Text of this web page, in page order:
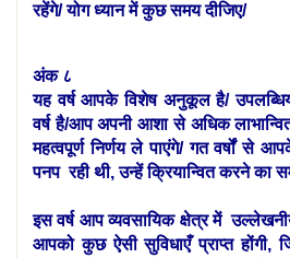
रहेंगे/ योग ध्यान में कुछ समय दीजिए/
अंक ८
यह वर्ष आपके विशेष अनुकूल है/
वर्ष है/आप अपनी आशा से अधिक
महत्वपूर्ण निर्णय ले पाएंगे/ गत वर्षों से
पनप रही थी, उन्हें क्रियान्वित करने का
इस वर्ष आप व्यवसायिक क्षेत्र में
आपको कुछ ऐसी सुविधाएँ प्राप्त होंगी,